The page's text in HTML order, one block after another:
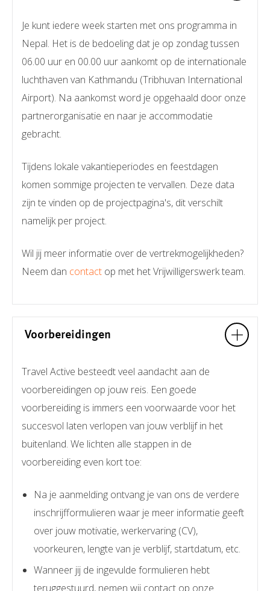
Je kunt iedere week starten met ons programma in
Nepal. Het is de bedoeling dat je op zondag tussen
06.00 uur en 00.00 uur aankomt op de internationale
luchthaven van Kathmandu (Tribhuvan International
Airport). Na aankomst word je opgehaald door onze
partnerorganisatie en naar je accommodatie
gebracht.
Tijdens lokale vakantieperiodes en feestdagen
komen sommige projecten te vervallen. Deze data
zijn te vinden op de projectpagina's, dit verschilt
namelijk per project.
Wil jij meer informatie over de vertrekmogelijkheden?
Neem dan contact op met het Vrijwilligerswerk team.
Voorbereidingen
Travel Active besteedt veel aandacht aan de
voorbereidingen op jouw reis. Een goede
voorbereiding is immers een voorwaarde voor het
succesvol laten verlopen van jouw verblijf in het
buitenland. We lichten alle stappen in de
voorbereiding even kort toe:
Na je aanmelding ontvang je van ons de verdere
inschrijfformulieren waar je meer informatie geeft
over jouw motivatie, werkervaring (CV),
voorkeuren, lengte van je verblijf, startdatum, etc.
Wanneer jij de ingevulde formulieren hebt
teruggestuurd, nemen wij contact op onze